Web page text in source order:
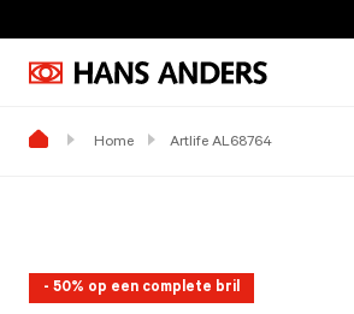
Home Artlife AL68764
- 50% op een complete bril